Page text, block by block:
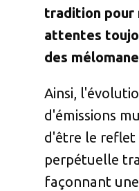
tradition pour
attentes
des
Ainsi,
d'émissions
d'être le reflet
perpétuelle
façonnant